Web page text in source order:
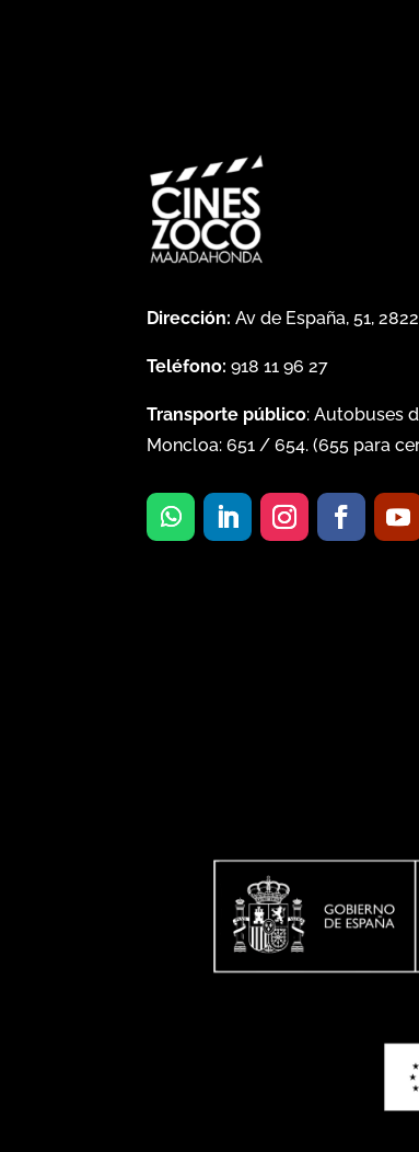
Dirección: Av de España, 51,
Teléfono: 918 11 96 27
Transporte público: Autobuses
Moncloa:651 /654. (655 para